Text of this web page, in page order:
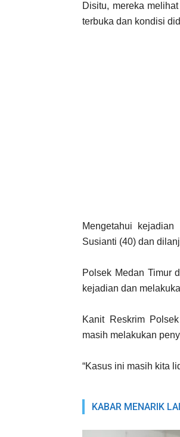
Disitu, mereka
terbuka dan kondisi
Mengetahui
Susianti (40) dan
Polsek Medan Timur
kejadian dan
Kanit Reskrim
masih melakukan
“Kasus ini masih kita
KABAR MENARIK